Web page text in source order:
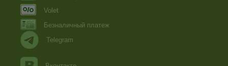
Volet
Безналичный платеж
Telegram